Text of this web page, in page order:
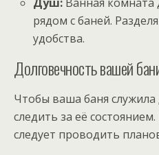
рядом с баней.
удобства.
Долговечность вашей
Чтобы ваша баня
следить за её
следует проводить